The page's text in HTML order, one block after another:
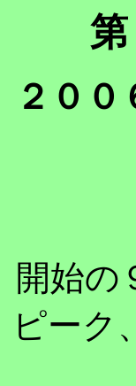
２０
開始の
ピーク